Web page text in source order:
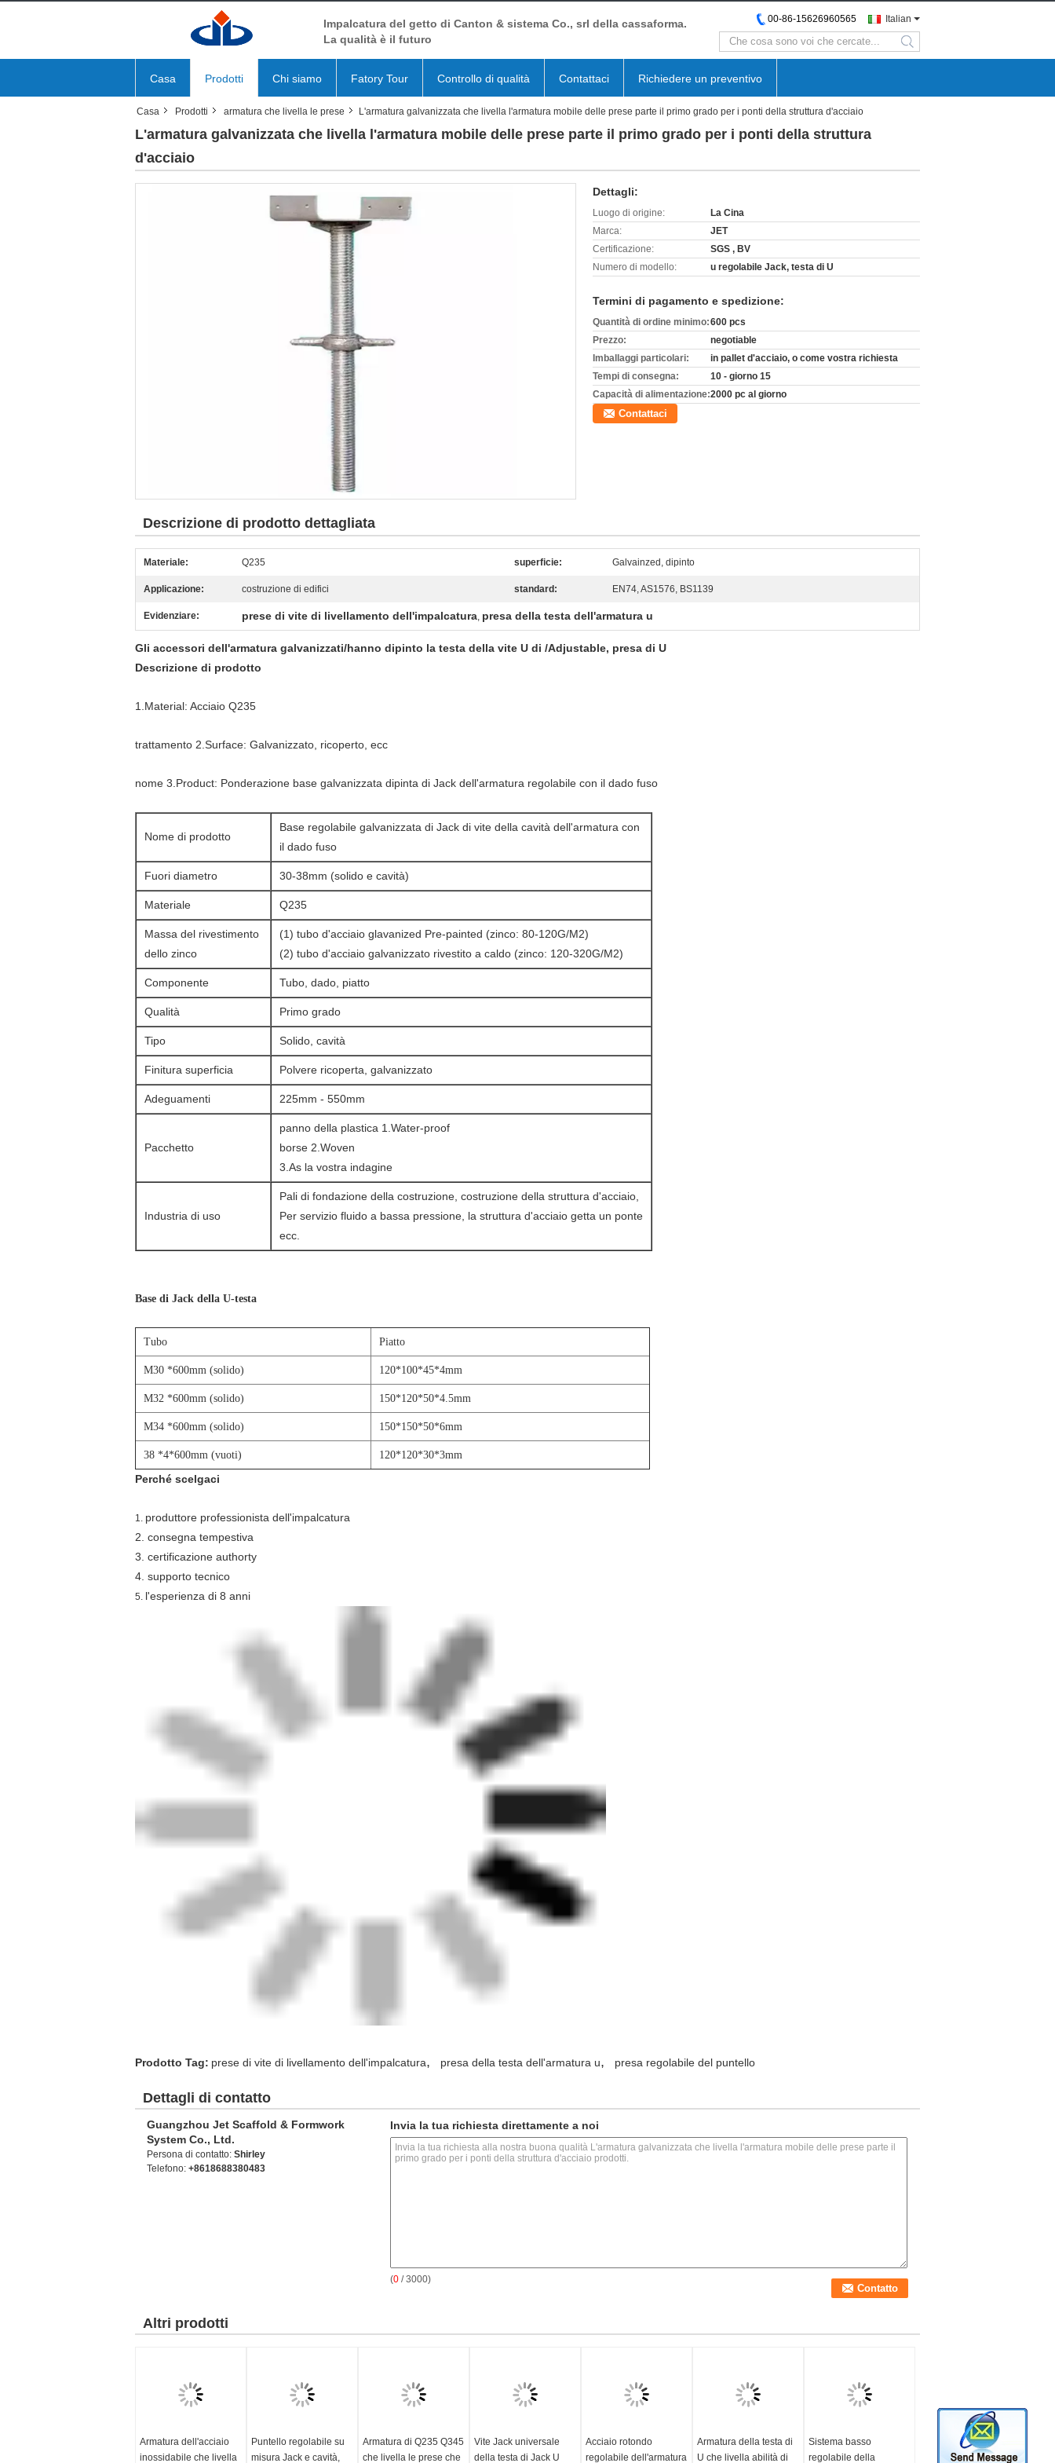
Impalcatura del getto di Canton & sistema Co., srl della cassaforma.
La qualità è il futuro
Italian
00-86-15626960565
search
Casa Prodotti Chi siamo Fatory Tour Controllo di qualità Contattaci Richiedere un preventivo
Casa Prodotti armatura che livella le prese L'armatura galvanizzata che livella l'armatura mobile delle prese parte il primo grado per i ponti della struttura d'acciaio
L'armatura galvanizzata che livella l'armatura mobile delle prese parte il primo grado per i ponti della struttura
d'acciaio
Dettagli:
Luogo di origine:
La Cina
Marca:
JET
Certificazione:
SGS , BV
Numero di modello:
u regolabile Jack, testa di U
Termini di pagamento e spedizione:
Quantità di ordine minimo:600 pcs
Prezzo:
negotiable
Imballaggi particolari:
in pallet d'acciaio, o come vostra richiesta
Tempi di consegna:
10 - giorno 15
Capacità di alimentazione:2000 pc al giorno
Contattaci
Descrizione di prodotto dettagliata
Materiale: Q235 superficie: Galvainzed, dipinto
Applicazione: costruzione di edifici standard: EN74, AS1576, BS1139
Evidenziare: prese di vite di livellamento dell'impalcatura, presa della testa dell'armatura u
Gli accessori dell'armatura galvanizzati/hanno dipinto la testa della vite U di /Adjustable, presa di U
Descrizione di prodotto
1.Material: Acciaio Q235
trattamento 2.Surface: Galvanizzato, ricoperto, ecc
nome 3.Product: Ponderazione base galvanizzata dipinta di Jack dell'armatura regolabile con il dado fuso
Nome di prodotto
Base regolabile galvanizzata di Jack di vite della cavità dell'armatura con
il dado fuso
Fuori diametro 30-38mm (solido e cavità)
Materiale Q235
Massa del rivestimento
dello zinco
(1) tubo d'acciaio glavanized Pre-painted (zinco: 80-120G/M2)
(2) tubo d'acciaio galvanizzato rivestito a caldo (zinco: 120-320G/M2)
Componente Tubo, dado, piatto
Qualità Primo grado
Tipo Solido, cavità
Finitura superficia Polvere ricoperta, galvanizzato
Adeguamenti 225mm - 550mm
Pacchetto
panno della plastica 1.Water-proof
borse 2.Woven
3.As la vostra indagine
Industria di uso
Pali di fondazione della costruzione, costruzione della struttura d'acciaio,
Per servizio fluido a bassa pressione, la struttura d'acciaio getta un ponte
ecc.
Base di Jack della U-testa
Tubo Piatto
M30 *600mm (solido) 120*100*45*4mm
M32 *600mm (solido) 150*120*50*4.5mm
M34 *600mm (solido) 150*150*50*6mm
38 *4*600mm (vuoti) 120*120*30*3mm
Perché scelgaci
1. produttore professionista dell'impalcatura
2. consegna tempestiva
3. certificazione authorty
4. supporto tecnico
5. l'esperienza di 8 anni
Prodotto Tag: prese di vite di livellamento dell'impalcatura, presa della testa dell'armatura u, presa regolabile del puntello
Dettagli di contatto
Guangzhou Jet Scaffold & Formwork
System Co., Ltd.
Persona di contatto: Shirley
Telefono: +8618688380483
Invia la tua richiesta direttamente a noi
(0 / 3000)
Altri prodotti
Armatura dell'acciaio
inossidabile che livella
Puntello regolabile su
misura Jack e cavità,
Armatura di Q235 Q345
che livella le prese che
Vite Jack universale
della testa di Jack U
Acciaio rotondo
regolabile dell'armatura
Armatura della testa di
U che livella abilità di
Sistema basso
regolabile della